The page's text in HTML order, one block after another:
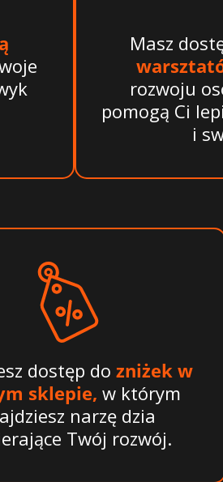
Masz
rozwoju
pomogą Ci
i
dostęp dozniżek w
sklepie, w którym
narzę dzia
Twój rozwój.